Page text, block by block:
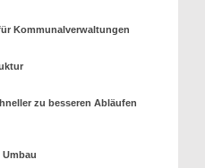
Kommunalverwaltungen
zu besseren Abläufen